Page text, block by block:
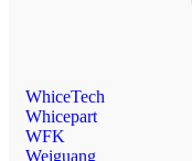
WhiceTech
Whicepart
WFK
Weiguang